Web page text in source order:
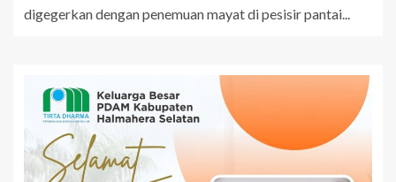
digegerkan dengan penemuan mayat di pesisir pantai...